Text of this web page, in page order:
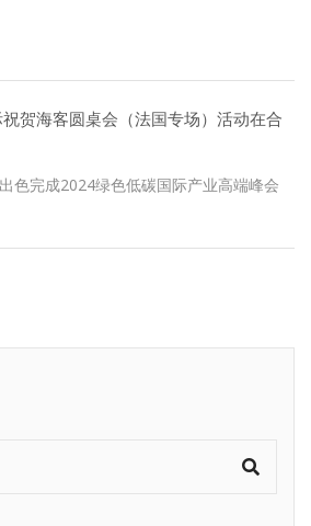
贺海客圆桌会（法国专场）活动在合
色完成2024绿色低碳国际产业高端峰会